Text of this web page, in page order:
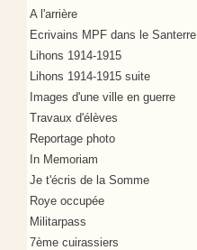
A l'arrière
Ecrivains MPF dans le Santerre
Lihons 1914-1915
Lihons 1914-1915 suite
Images d'une ville en guerre
Travaux d'élèves
Reportage photo
In Memoriam
Je t'écris de la Somme
Roye occupée
Militarpass
7ème cuirassiers